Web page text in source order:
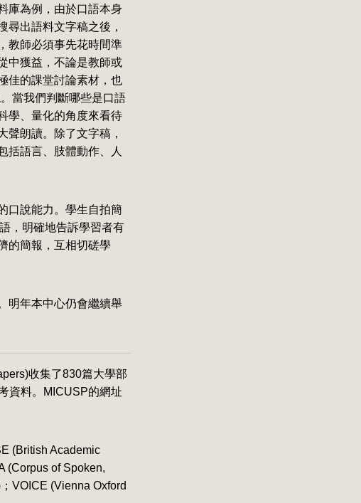
庫為例，由於口語本身
尋出語料文字稿之後，
教師必須事先花時間準
中獲益，不論是教師或
佳的課堂討論素材，也
當我們判斷哪些是口語
學、量化的角度來看待
聲朗讀。除了文字稿，
括語言、肢體動作、人
口說能力。學生自拍簡
，明確地告訴學習者有
的簡報，互相切磋學
明年本中心仍會繼續舉
收集了830篇大學部
資料。MICUSP的網址
(British Academic
(Corpus of Spoken,
VOICE (Vienna Oxford